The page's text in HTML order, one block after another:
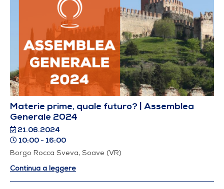
Materie prime, quale futuro? | Assemblea
Generale 2024
21.06.2024
10:00 - 16:00
Borgo Rocca Sveva, Soave (VR)
Continua a leggere